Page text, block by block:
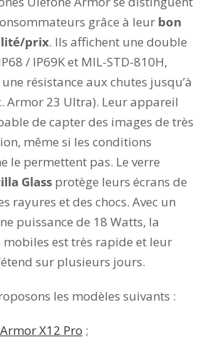
grâce à leur bon
prix. Ils affichent une double
/ IP69K et MIL-STD-810H,
résistance aux chutes jusqu’à
Armor 23 Ultra). Leur appareil
de capter des images de très
même si les conditions
le permettent pas. Le verre
Glass protège leurs écrans de
rayures et des chocs. Avec un
puissance de 18 Watts, la
mobiles est très rapide et leur
sur plusieurs jours.
les modèles suivants :
X12 Pro ;